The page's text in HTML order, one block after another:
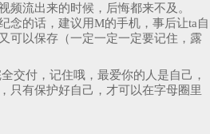
频流出来的时候，后悔都来不及。
念的话，建议用M的手机，事后让ta自
可以保存（一定一定一定要记住，露
交付，记住哦，最爱你的人是自己，
只有保护好自己，才可以在字母圈里